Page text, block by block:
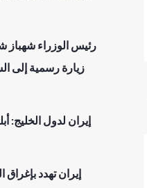
رئيس الوزراء
زيارة رسمية إلى
إيران لدول الخليج:
إيران تهدد بإغراق